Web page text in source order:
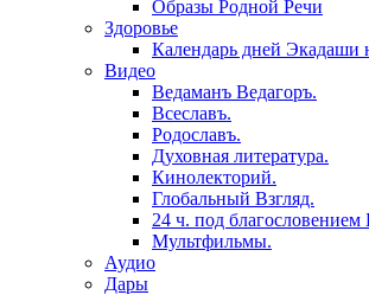
Образы Родной Речи
Здоровье
Календарь дней Экадаши
Видео
Ведаманъ Ведагоръ.
Всеславъ.
Родославъ.
Духовная литература.
Кинолекторий.
Глобальный Взгляд.
24 ч. под благословением
Мультфильмы.
Аудио
Дары